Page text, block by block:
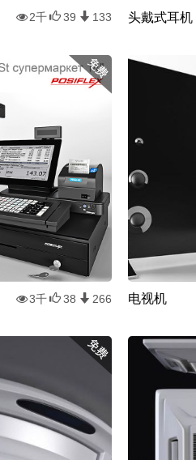
2千 39 133 头戴式耳机
3千 38 266 电视机